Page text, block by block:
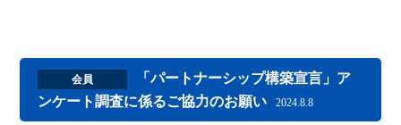
会員
「パートナーシップ構築宣言」ア
ンケート調査に係るご協力のお願い
2024.8.8